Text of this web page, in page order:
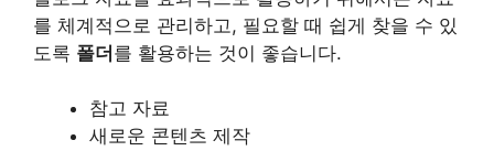
를 체계적으로 관리하고, 필요할 때 쉽게 찾을 수 있
도록 폴더를 활용하는 것이 좋습니다.
참고 자료
새로운 콘텐츠 제작